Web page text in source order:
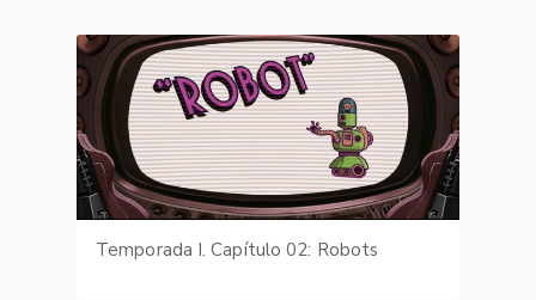
Temporada I. Capítulo 02: Robots